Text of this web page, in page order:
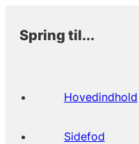
Spring til...
Hovedindhold
Sidefod